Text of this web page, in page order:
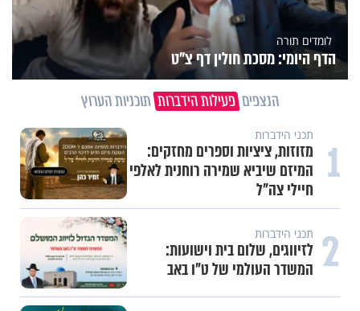
לומדים תורה
הדף היומי: מסכת חולין דף צ"ט
הנצפים פעילות הידברות תוכניות הערוץ
1 תכני הידברות
מזוזות, ציציות וספרים מחזקים:
המיזם שיביא שמירה רוחנית לאלפי
חיילי צה"ל
2 תכני הידברות
לזיווגים, שלום בית וישועות:
המשדר העולמי של ט"ו באב